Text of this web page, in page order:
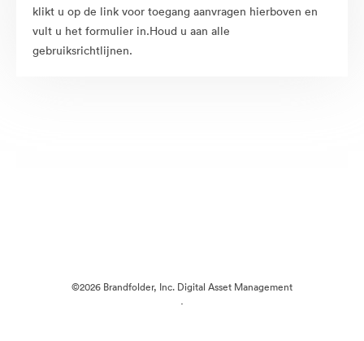
klikt u op de link voor toegang aanvragen hierboven en
vult u het formulier in.Houd u aan alle
gebruiksrichtlijnen.
©2026 Brandfolder, Inc. Digital Asset Management
·